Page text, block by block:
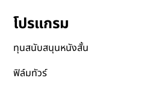
โปรแกรม
ทุนสนับสนุนหนังสั้น
ฟิล์มทัวร์